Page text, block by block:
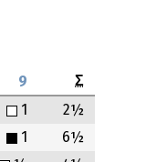
9 Σ
1
2½
1
6½